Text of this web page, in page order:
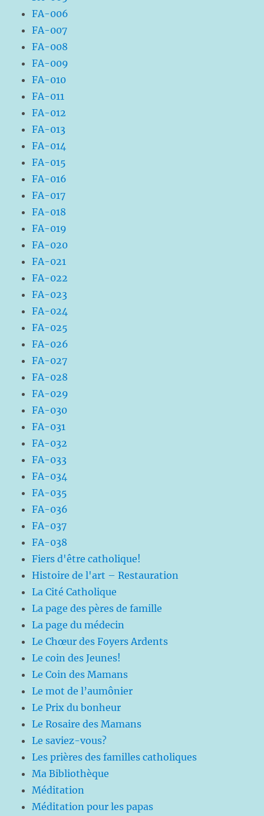
FA-006
FA-007
FA-008
FA-009
FA-010
FA-011
FA-012
FA-013
FA-014
FA-015
FA-016
FA-017
FA-018
FA-019
FA-020
FA-021
FA-022
FA-023
FA-024
FA-025
FA-026
FA-027
FA-028
FA-029
FA-030
FA-031
FA-032
FA-033
FA-034
FA-035
FA-036
FA-037
FA-038
Fiers d'être catholique!
Histoire de l'art – Restauration
La Cité Catholique
La page des pères de famille
La page du médecin
Le Chœur des Foyers Ardents
Le coin des Jeunes!
Le Coin des Mamans
Le mot de l’aumônier
Le Prix du bonheur
Le Rosaire des Mamans
Le saviez-vous?
Les prières des familles catholiques
Ma Bibliothèque
Méditation
Méditation pour les papas